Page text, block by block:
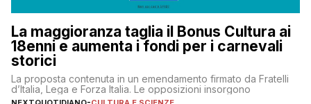
La maggioranza taglia il Bonus Cultura ai
18enni e aumenta i fondi per i carnevali
storici
La proposta contenuta in un emendamento firmato da Fratelli
d’Italia, Lega e Forza Italia. Le opposizioni insorgono